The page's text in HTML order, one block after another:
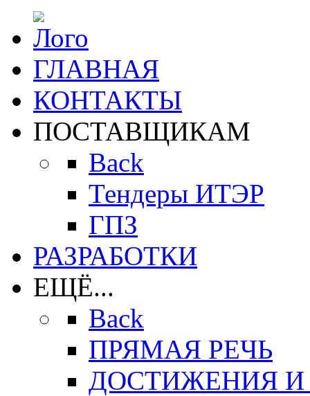
ГЛАВНАЯ
КОНТАКТЫ
ПОСТАВЩИКАМ
Back
Тендеры ИТЭР
ГПЗ
РАЗРАБОТКИ
ЕЩЁ...
Back
ПРЯМАЯ РЕЧЬ
ДОСТИЖЕНИЯ И